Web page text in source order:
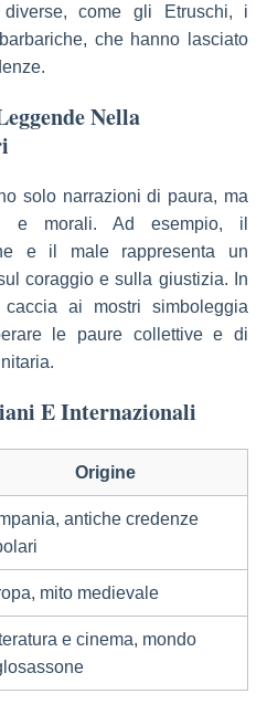
come gli Etruschi, i
che hanno lasciato
Nella
solo narrazioni di paura, ma
e morali. Ad esempio, il
e il male rappresenta un
coraggio e sulla giustizia. In
ai mostri simboleggia
le paure collettive e di
E Internazionali
Origine
antiche credenze
mito medievale
e cinema, mondo